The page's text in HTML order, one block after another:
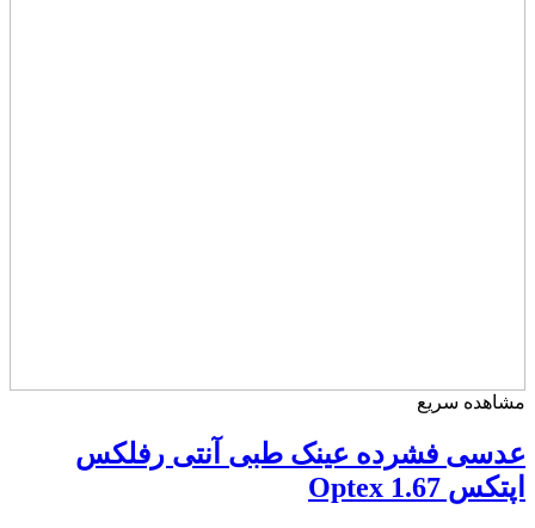
مشاهده سریع
عدسی فشرده عینک طبی آنتی رفلکس
اپتکس Optex 1.67